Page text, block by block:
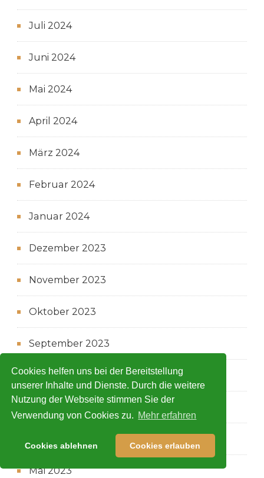
Cookies helfen uns bei der Bereitstellung
unserer Inhalte und Dienste. Durch die weitere
Nutzung der Webseite stimmen Sie der
Verwendung von Cookies zu. Mehr erfahren
Cookies ablehnen Cookies erlauben
Juli 2024
Juni 2024
Mai 2024
April 2024
März 2024
Februar 2024
Januar 2024
Dezember 2023
November 2023
Oktober 2023
September 2023
August 2023
Juli 2023
Mai 2023